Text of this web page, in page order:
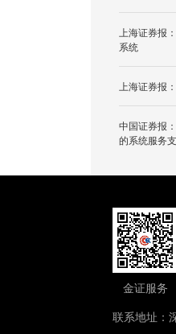
上海证券报
系统
上海证券报
中国证券报
的系统服务
金证服务
联系地址：